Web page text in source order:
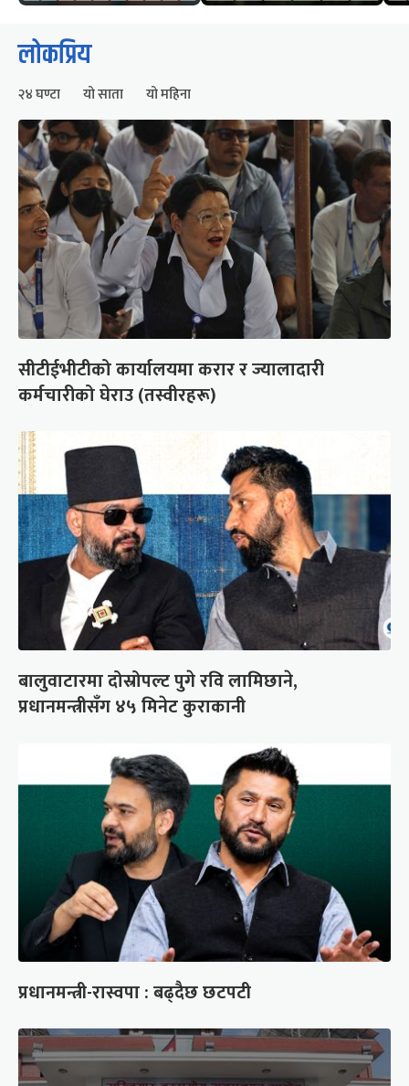
लोकप्रिय
२४ घण्टा यो साता यो महिना
सीटीईभीटीको कार्यालयमा करार र ज्यालादारी
कर्मचारीको घेराउ (तस्वीरहरू)
बालुवाटारमा दोस्रोपल्ट पुगे रवि लामिछाने,
प्रधानमन्त्रीसँग ४५ मिनेट कुराकानी
प्रधानमन्त्री-रास्वपा : बढ्दैछ छटपटी